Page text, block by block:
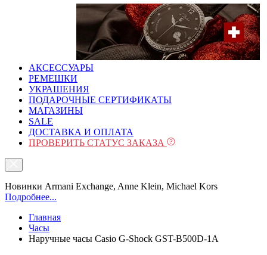
АКСЕССУАРЫ
РЕМЕШКИ
УКРАШЕНИЯ
ПОДАРОЧНЫЕ СЕРТИФИКАТЫ
МАГАЗИНЫ
SALE
ДОСТАВКА И ОПЛАТА
ПРОВЕРИТЬ СТАТУС ЗАКАЗА
Новинки Armani Exchange, Anne Klein, Michael Kors
Подробнее...
Главная
Часы
Наручные часы Casio G-Shock GST-B500D-1A